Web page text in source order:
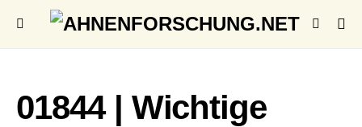
01844 | Wichtige